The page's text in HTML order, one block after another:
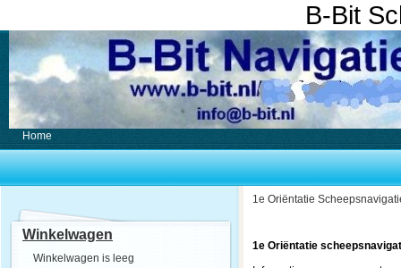
B-Bit
Home
Winkelwagen
Winkelwagen is leeg
1e Oriëntatie
1e Oriëntatie